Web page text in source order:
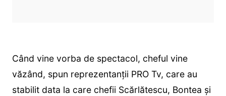
Când vine vorba de spectacol, cheful vine
văzând, spun reprezentanții PRO Tv, care au
stabilit data la care chefii Scărlătescu, Bontea și